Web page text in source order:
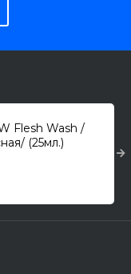
Flesh Wash /
(25мл.)